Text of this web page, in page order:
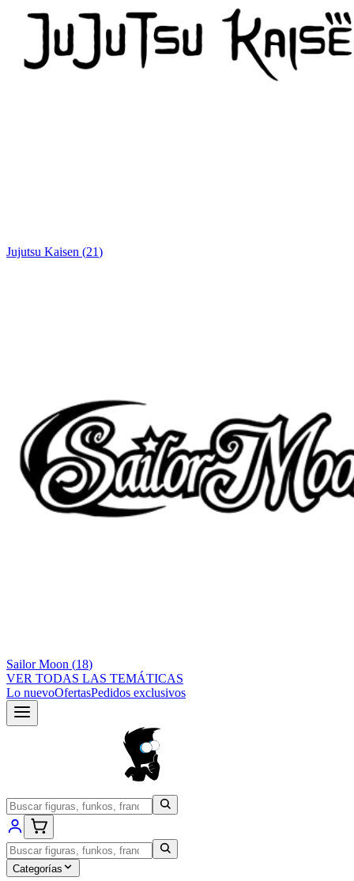
Jujutsu Kaisen (21)
Sailor Moon (18)
VER TODAS LAS TEMÁTICAS
Lo nuevoOfertasPedidos exclusivos
Categorías